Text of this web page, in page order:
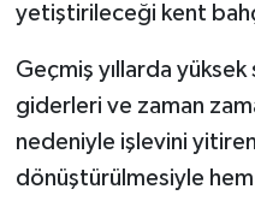
yetiştirileceği kent
Geçmiş yıllarda
giderleri ve zaman
nedeniyle işlevini
dönüştürülmesiyle